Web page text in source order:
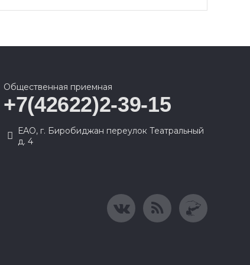
Общественная приемная
+7(42622)2-39-15
ЕАО, г. Биробиджан переулок Театральный
д. 4